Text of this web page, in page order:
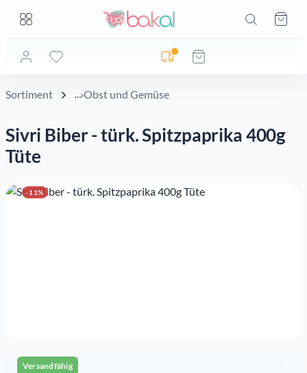
Zum Hauptinhalt springen
Lieferadresse noch nicht geprüft
Sortiment Obst und Gemüse
Sivri Biber - türk. Spitzpaprika 400g
Tüte
Bildergalerie überspringen
-11%
Versandfähig